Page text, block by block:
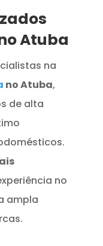
Atuba
na
no Atuba,
de alta
no
ampla